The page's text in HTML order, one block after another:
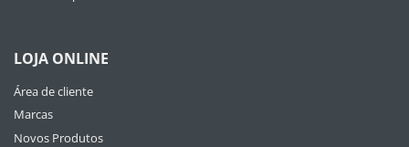
LOJA ONLINE
Área de cliente
Marcas
Novos Produtos